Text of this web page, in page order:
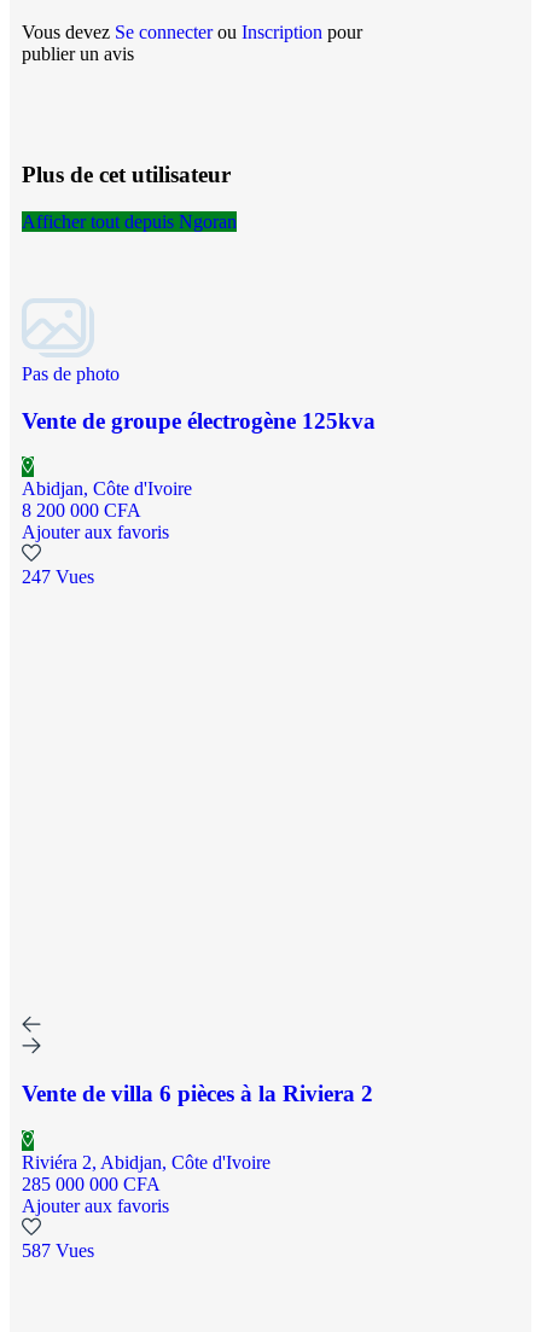
Vous devez Se connecterou Inscription pour
publier un avis
Plus de cet utilisateur
Afficher tout depuis Ngoran
Pas de photo
Vente de groupe électrogène 125kva
Abidjan, Côte d'Ivoire
8 200 000 CFA
Ajouter aux favoris
247 Vues
Vente de villa 6 pièces à la Riviera 2
Riviéra 2, Abidjan, Côte d'Ivoire
285 000 000 CFA
Ajouter aux favoris
587 Vues